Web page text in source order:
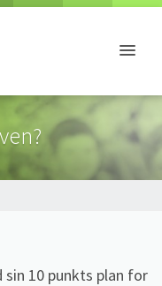
10 punkts plan for